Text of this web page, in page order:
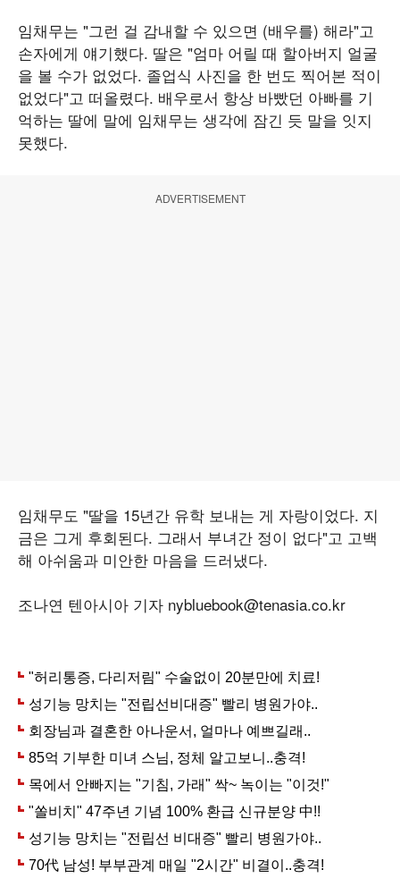
임채무는 "그런 걸 감내할 수 있으면 (배우를) 해라"고
손자에게 얘기했다. 딸은 "엄마 어릴 때 할아버지 얼굴
을 볼 수가 없었다. 졸업식 사진을 한 번도 찍어본 적이
없었다"고 떠올렸다. 배우로서 항상 바빴던 아빠를 기
억하는 딸에 말에 임채무는 생각에 잠긴 듯 말을 잇지
못했다.
ADVERTISEMENT
임채무도 "딸을 15년간 유학 보내는 게 자랑이었다. 지
금은 그게 후회된다. 그래서 부녀간 정이 없다"고 고백
해 아쉬움과 미안한 마음을 드러냈다.
조나연 텐아시아 기자 nybluebook@tenasia.co.kr